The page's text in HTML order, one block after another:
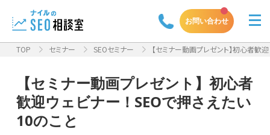
お問い合わせ
TOP セミナー SEOセミナー 【セミナー動画プレゼント】初心者歓
【セミナー動画プレゼント】初心者
歓迎ウェビナー！SEOで押さえたい
10のこと